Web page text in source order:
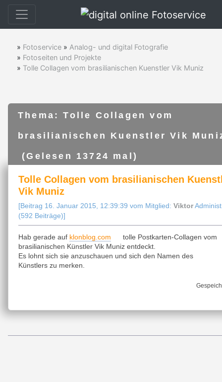
» Fotoservice » Analog- und digital Fotografie
» Fotoseiten und Projekte
» Tolle Collagen vom brasilianischen Kuenstler Vik Muniz
Thema: Tolle Collagen vom
brasilianischen Kuenstler Vik
(Gelesen 13724 mal)
Tolle Collagen vom brasilianischen
Vik Muniz
[Beitrag 16. Januar 2015, 12:39:39 vom Mitglied: Viktor
(592 Beiträge)]
Hab gerade auf klonblog.com
tolle Postkarten-Collagen vom
brasilianischen Künstler Vik Muniz entdeckt.
Es lohnt sich sie anzuschauen und sich den Namen des
Künstlers zu merken.